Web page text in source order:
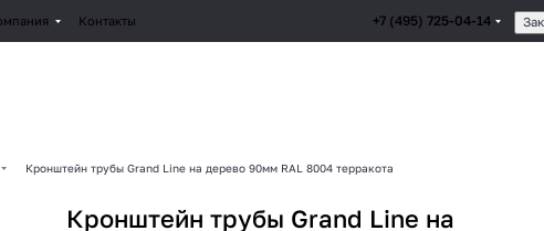
Контакты +7 (495) 725-04-14
Кронштейн трубы Grand Line на дерево 90мм RAL 8004 терракота
Кронштейн трубы Grand Line на